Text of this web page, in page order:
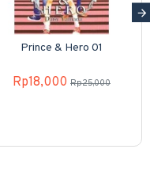
Prince & Hero 01
Rp18,000 Rp25,000